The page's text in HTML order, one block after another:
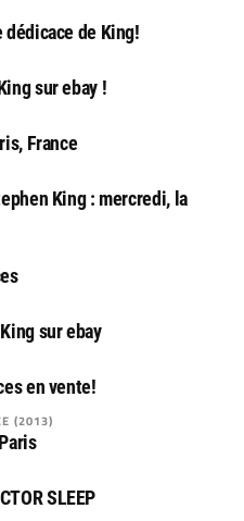
dédicace de King!
sur ebay !
France
King : mercredi, la
sur ebay
en vente!
(2013)
SLEEP